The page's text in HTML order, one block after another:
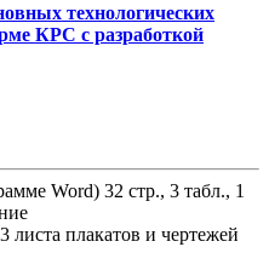
технологических
КРС с разработкой
Word) 32 стр., 3 табл., 1
плакатов и чертежей